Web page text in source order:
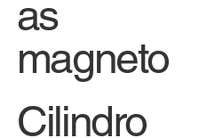
Cerradur
as
magneto